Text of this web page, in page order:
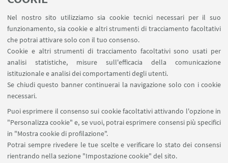
Nel nostro sito utilizziamo sia cookie tecnici necessari per il suo
funzionamento, sia cookie e altri strumenti di tracciamento facoltativi
che potrai attivare solo con il tuo consenso.
Cookie e altri strumenti di tracciamento facoltativi sono usati per
analisi statistiche, misure sull'efficacia della comunicazione
istituzionale e analisi dei comportamenti degli utenti.
Se chiudi questo banner continuerai la navigazione solo con i cookie
necessari.
Puoi esprimere il consenso sui cookie facoltativi attivando l'opzione in
"Personalizza cookie" e, se vuoi, potrai esprimere consensi più specifici
in "Mostra cookie di profilazione".
Potrai sempre rivedere le tue scelte e verificare lo stato dei consensi
rientrando nella sezione "Impostazione cookie" del sito.
universitario di eccellenza, e augurargli il meglio
per il suo futuro professionale.
Via Marsala 49
alumni@unibo.it
Chi siamo
Collabora con noi